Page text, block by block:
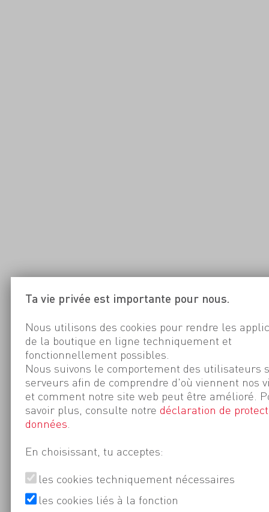
Ta vie privée est importante pour nous.
Nous utilisons des cookies pour rendre les
de la boutique en ligne techniquement et
fonctionnellement possibles.
Nous suivons le comportement des utilisateurs
serveurs afin de comprendre d'où viennent nos
et comment notre site web peut être amélioré.
savoir plus, consulte notre déclaration de
données
En choisissant, tu acceptes:
les cookies techniquement nécessaires
les cookies liés à la fonction